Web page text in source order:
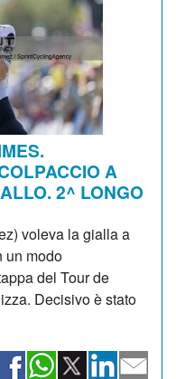
A
2^ LONGO
voleva la gialla a
un modo
del Tour de
Decisivo è stato